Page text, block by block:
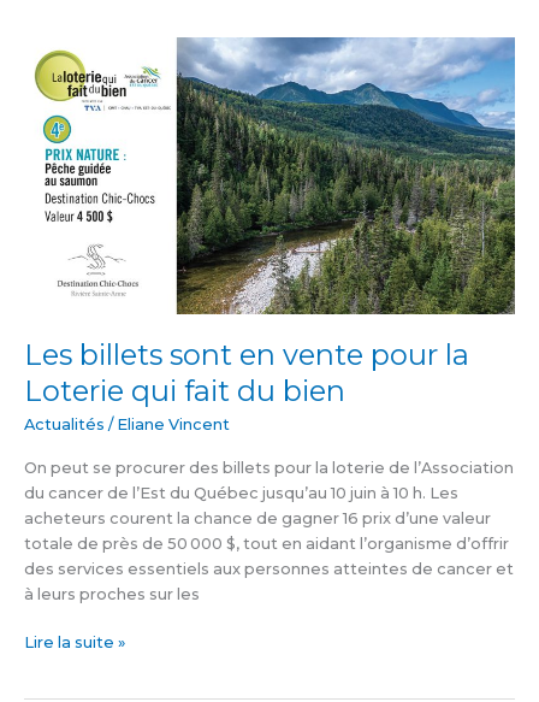
Les billets sont en vente pour la
Loterie qui fait du bien
Actualités / Eliane Vincent
On peut se procurer des billets pour la loterie de l’Association
du cancer de l’Est du Québec jusqu’au 10 juin à 10 h. Les
acheteurs courent la chance de gagner 16 prix d’une valeur
totale de près de 50 000 $, tout en aidant l’organisme d’offrir
des services essentiels aux personnes atteintes de cancer et
à leurs proches sur les
Les
billets
sont
en
vente
pour
Loterie
Lire la suite »